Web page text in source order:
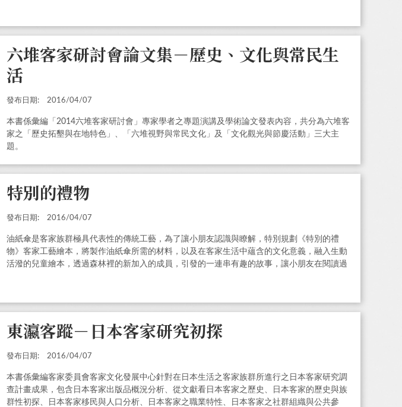
六堆客家研討會論文集－歷史、文化與常民生
活
發布日期: 2016/04/07
本書係彙編「2014六堆客家研討會」專家學者之專題演講及學術論文發表內容，共分為六堆客
家之「歷史拓墾與在地特色」、「六堆視野與常民文化」及「文化觀光與節慶活動」三大主
題。
特別的禮物
發布日期: 2016/04/07
油紙傘是客家族群極具代表性的傳統工藝，為了讓小朋友認識與瞭解，特別規劃《特別的禮
物》客家工藝繪本，將製作油紙傘所需的材料，以及在客家生活中蘊含的文化意義，融入生動
活潑的兒童繪本，透過森林裡的新加入的成員，引發的一連串有趣的故事，讓小朋友在閱讀過
東瀛客蹤－日本客家研究初探
發布日期: 2016/04/07
本書係彙編客家委員會客家文化發展中心針對在日本生活之客家族群所進行之日本客家研究調
查計畫成果，包含日本客家出版品概況分析、從文獻看日本客家之歷史、日本客家的歷史與族
群性初探、日本客家移民與人口分析、日本客家之職業特性、日本客家之社群組織與公共參